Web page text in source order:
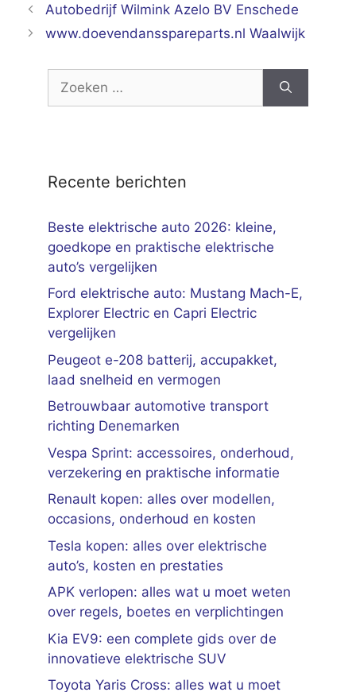
Autobedrijf Wilmink Azelo BV Enschede
www.doevendansspareparts.nl Waalwijk
naar:
Recente berichten
Beste elektrische auto 2026: kleine,
goedkope en praktische elektrische
auto’s vergelijken
Ford elektrische auto: Mustang Mach-E,
Explorer Electric en Capri Electric
vergelijken
Peugeot e-208 batterij, accupakket,
laad snelheid en vermogen
Betrouwbaar automotive transport
richting Denemarken
Vespa Sprint: accessoires, onderhoud,
verzekering en praktische informatie
Renault kopen: alles over modellen,
occasions, onderhoud en kosten
Tesla kopen: alles over elektrische
auto’s, kosten en prestaties
APK verlopen: alles wat u moet weten
over regels, boetes en verplichtingen
Kia EV9: een complete gids over de
innovatieve elektrische SUV
Toyota Yaris Cross: alles wat u moet